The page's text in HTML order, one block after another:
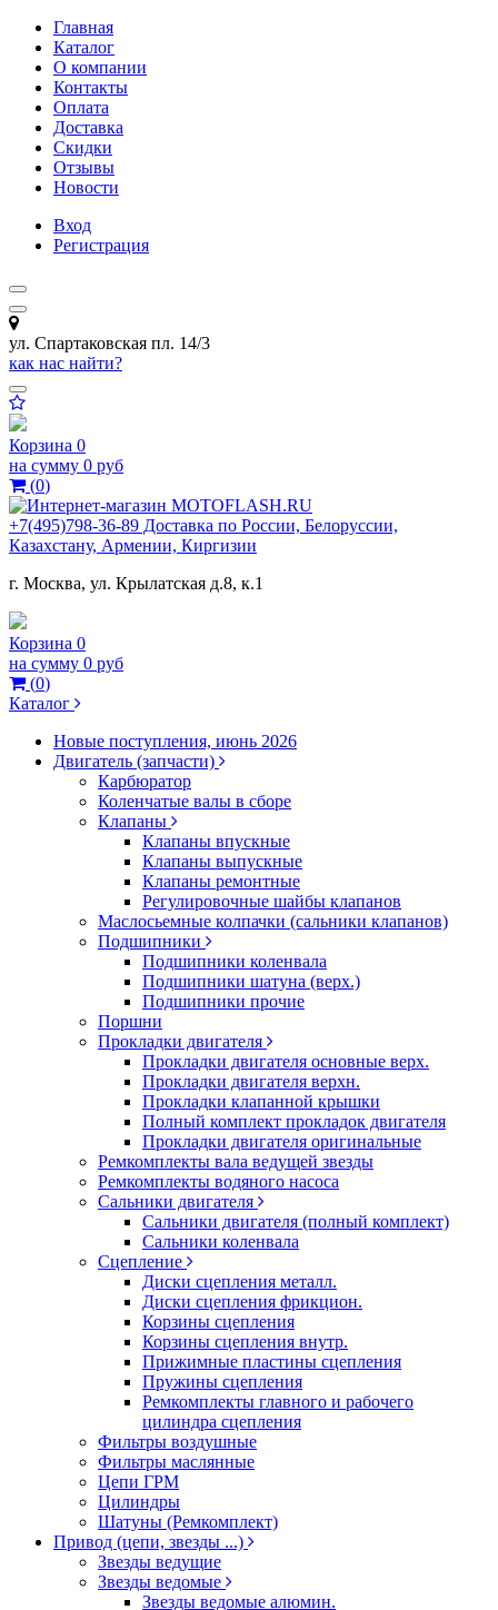
Главная
Каталог
О компании
Контакты
Оплата
Доставка
Скидки
Отзывы
Новости
Вход
Регистрация
ул. Спартаковская пл. 14/3
как нас найти?
Корзина 0
на сумму 0 руб
(0)
+7(495)798-36-89 Доставка по России, Белоруссии,
Казахстану, Армении, Киргизии
г. Москва, ул. Крылатская д.8, к.1
Корзина 0
на сумму 0 руб
(0)
Каталог
Новые поступления, июнь 2026
Двигатель (запчасти)
Карбюратор
Коленчатые валы в сборе
Клапаны
Клапаны впускные
Клапаны выпускные
Клапаны ремонтные
Регулировочные шайбы клапанов
Маслосьемные колпачки (сальники клапанов)
Подшипники
Подшипники коленвала
Подшипники шатуна (верх.)
Подшипники прочие
Поршни
Прокладки двигателя
Прокладки двигателя основные верх.
Прокладки двигателя верхн.
Прокладки клапанной крышки
Полный комплект прокладок двигателя
Прокладки двигателя оригинальные
Ремкомплекты вала ведущей звезды
Ремкомплекты водяного насоса
Сальники двигателя
Сальники двигателя (полный комплект)
Сальники коленвала
Сцепление
Диски сцепления металл.
Диски сцепления фрикцион.
Корзины сцепления
Корзины сцепления внутр.
Прижимные пластины сцепления
Пружины сцепления
Ремкомплекты главного и рабочего
цилиндра сцепления
Фильтры воздушные
Фильтры маслянные
Цепи ГРМ
Цилиндры
Шатуны (Ремкомплект)
Привод (цепи, звезды ...)
Звезды ведущие
Звезды ведомые
Звезды ведомые алюмин.